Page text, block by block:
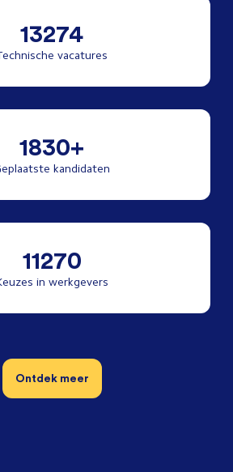
13274
vacatures
1830+
kandidaten
11270
in werkgevers
Ontdek meer